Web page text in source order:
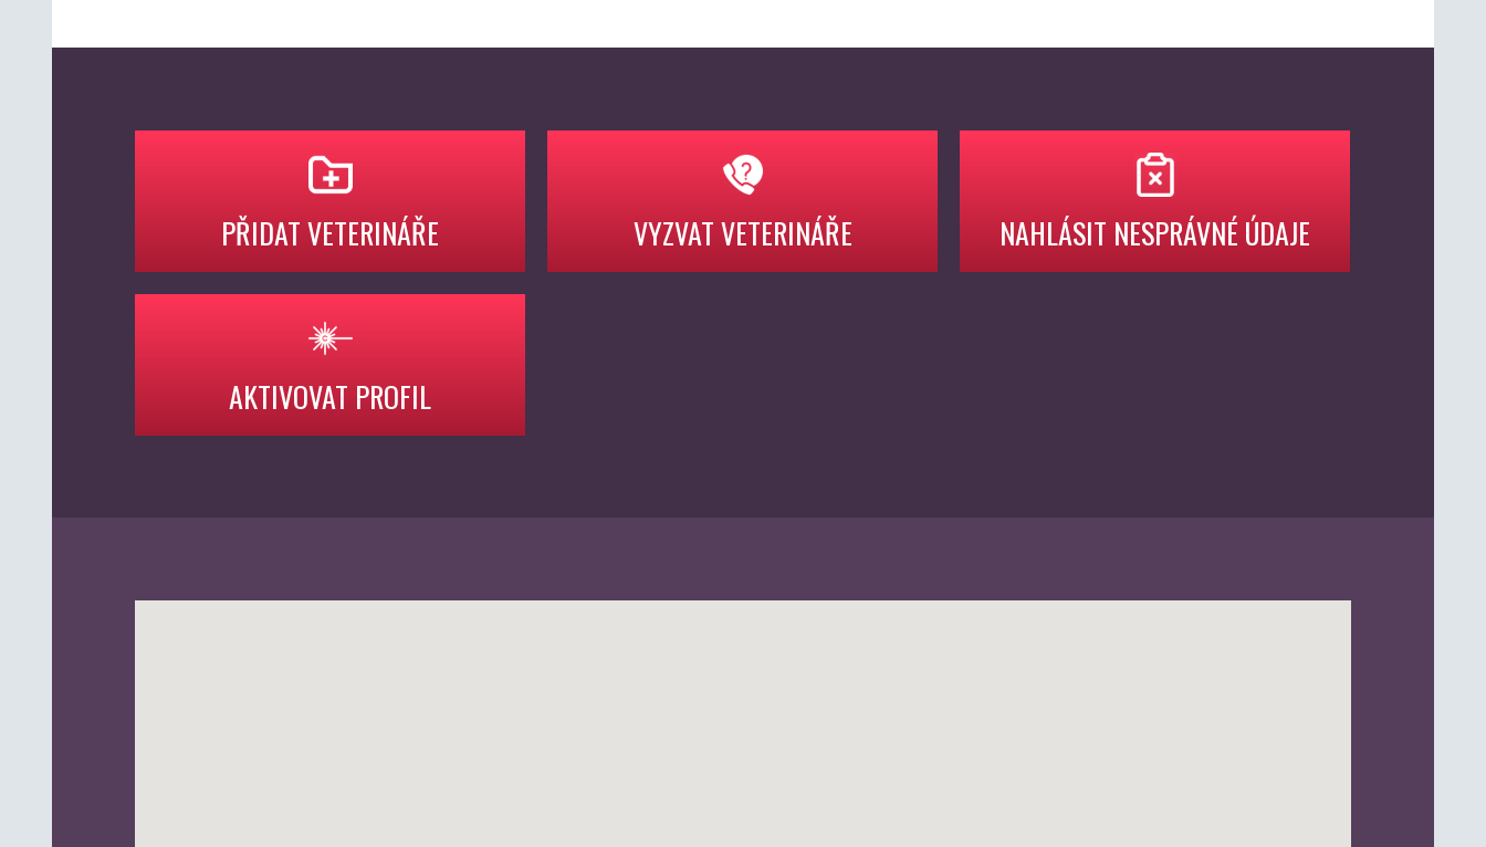
PŘIDAT VETERINÁŘE VYZVAT VETERINÁŘE NAHLÁSIT NESPRÁVNÉ ÚDAJE
AKTIVOVAT PROFIL